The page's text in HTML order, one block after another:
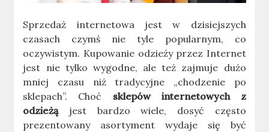
Sprzedaż internetowa jest w dzisiejszych
czasach czymś nie tyle popularnym, co
oczywistym. Kupowanie odzieży przez Internet
jest nie tylko wygodne, ale też zajmuje dużo
mniej czasu niż tradycyjne „chodzenie po
sklepach”. Choć sklepów
internetowych z
odzieżąjest bardzo wiele, dosyć często
prezentowany asortyment wydaje się być